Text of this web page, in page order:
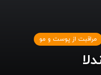
مراقبت از پوست و مو